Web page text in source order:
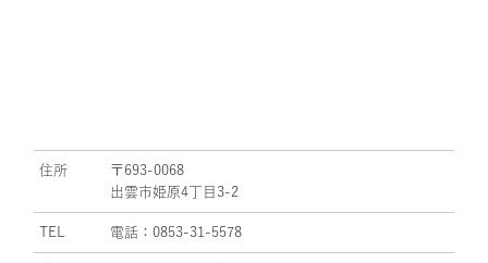
住所
〒693-0068
出雲市姫原4丁目3-2
TEL 電話：0853-31-5578